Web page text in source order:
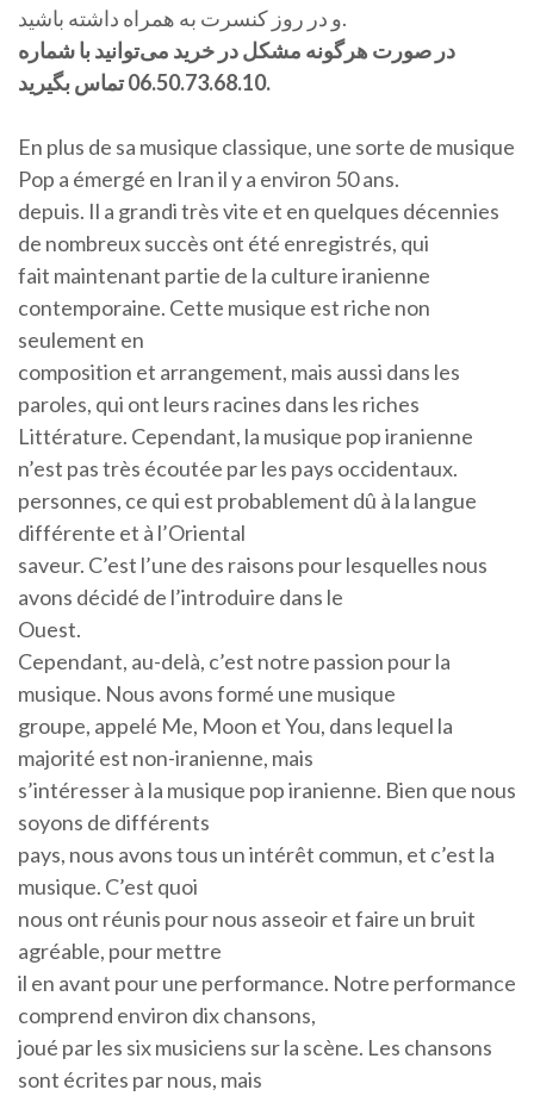
و در روز کنسرت به همراه داشته باشید.
در صورت هرگونه مشکل در خرید می‌توانید با شماره
06.50.73.68.10 تماس بگیرید.
En plus de sa musique classique, une sorte de musique
Pop a émergé en Iran il y a environ 50 ans.
depuis. Il a grandi très vite et en quelques décennies
de nombreux succès ont été enregistrés, qui
fait maintenant partie de la culture iranienne
contemporaine. Cette musique est riche non
seulement en
composition et arrangement, mais aussi dans les
paroles, qui ont leurs racines dans les riches
Littérature. Cependant, la musique pop iranienne
n’est pas très écoutée par les pays occidentaux.
personnes, ce qui est probablement dû à la langue
différente et à l’Oriental
saveur. C’est l’une des raisons pour lesquelles nous
avons décidé de l’introduire dans le
Ouest.
Cependant, au-delà, c’est notre passion pour la
musique. Nous avons formé une musique
groupe, appelé Me, Moon et You, dans lequel la
majorité est non-iranienne, mais
s’intéresser à la musique pop iranienne. Bien que nous
soyons de différents
pays, nous avons tous un intérêt commun, et c’est la
musique. C’est quoi
nous ont réunis pour nous asseoir et faire un bruit
agréable, pour mettre
il en avant pour une performance. Notre performance
comprend environ dix chansons,
joué par les six musiciens sur la scène. Les chansons
sont écrites par nous, mais